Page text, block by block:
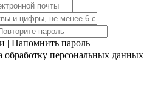
| Напомнить пароль
обработку персональных данных